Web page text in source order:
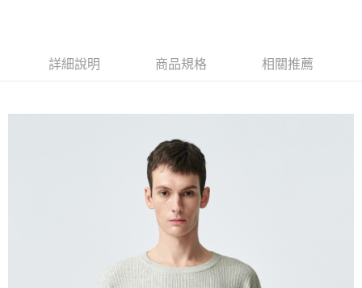
詳細說明 商品規格 相關推薦